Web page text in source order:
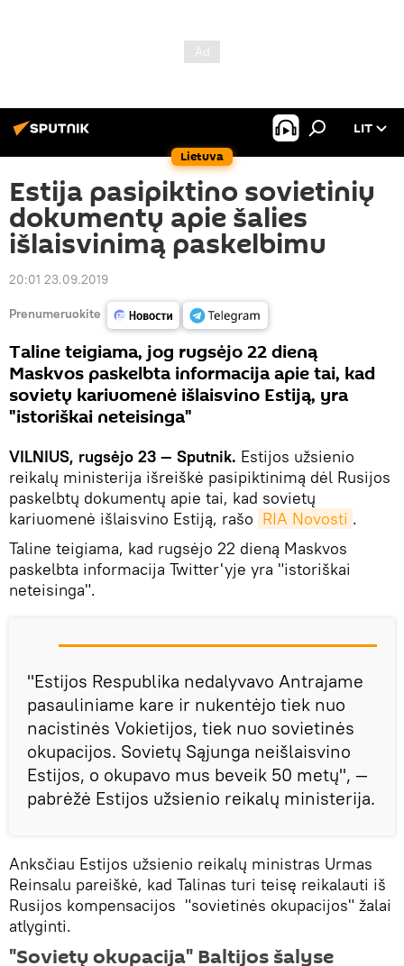
Lietuva
LIT
Estija pasipiktino sovietinių
dokumentų apie šalies
išlaisvinimą paskelbimu
20:01 23.09.2019
Prenumeruokite
Taline teigiama, jog rugsėjo 22 dieną
Maskvos paskelbta informacija apie tai, kad
sovietų kariuomenė išlaisvino Estiją, yra
"istoriškai neteisinga"
VILNIUS, rugsėjo 23 — Sputnik. Estijos užsienio
reikalų ministerija išreiškė pasipiktinimą dėl Rusijos
paskelbtų dokumentų apie tai, kad sovietų
kariuomenė išlaisvino Estiją, rašo RIA Novosti .
Taline teigiama, kad rugsėjo 22 dieną Maskvos
paskelbta informacija Twitter'yje yra "istoriškai
neteisinga".
"Estijos Respublika nedalyvavo Antrajame
pasauliniame kare ir nukentėjo tiek nuo
nacistinės Vokietijos, tiek nuo sovietinės
okupacijos. Sovietų Sąjunga neišlaisvino
Estijos, o okupavo mus beveik 50 metų", —
pabrėžė Estijos užsienio reikalų ministerija.
Anksčiau Estijos užsienio reikalų ministras Urmas
Reinsalu pareiškė, kad Talinas turi teisę reikalauti iš
Rusijos kompensacijos "sovietinės okupacijos" žalai
atlyginti.
"Sovietų okupacija" Baltijos šalyse